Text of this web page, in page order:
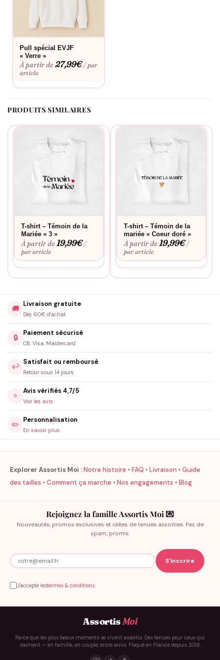
Pull spécial EVJF
« Verre »
À partir de27,99€ / par
article
PRODUITS SIMILAIRES
T-shirt – Témoin de la
Mariée « 3 »
À partir de19,99€ /
par article
T-shirt – Témoin de la
mariée « Coeur doré »
À partir de19,99€ /
par article
🚚
Livraison gratuite
Dès 60€ d'achat
🔒
Paiement sécurisé
CB, Visa, Mastercard
↩️
Satisfait ou remboursé
Retour sous 14 jours
⭐
Avis vérifiés 4,7/5
Voir les avis
✏️
Personnalisation
En savoir plus
Explorer Assortis Moi :Notre histoire • FAQ • Livraison • Guide
des tailles • Comment ça marche • Nos engagements • Blog
Rejoignez la famille Assortis Moi 💌
Nouveautés, promos exclusives et idées de tenues assorties. Pas de
spam, promis.
J'accepte lestermes & conditions
AssortisMoi
Parce que les plus beaux moments se vivent assortis. Des tenues pour ceux qui
s'aiment — en famille, en couple, entre amis. Floqué en France depuis 2018.